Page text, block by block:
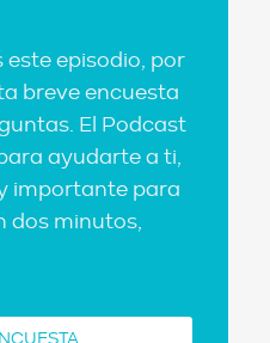
este episodio, por
breve encuesta
El Podcast
ayudarte a ti,
importante para
dos minutos,